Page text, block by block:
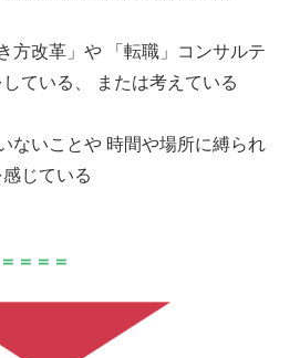
方改革」や 「転職」コンサルテ
ている、 または考えている
ないことや 時間や場所に縛られ
じている
＝＝＝